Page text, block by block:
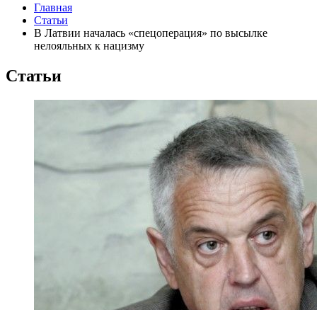
Главная
Статьи
В Латвии началась «спецоперация» по высылке
нелояльных к нацизму
Статьи